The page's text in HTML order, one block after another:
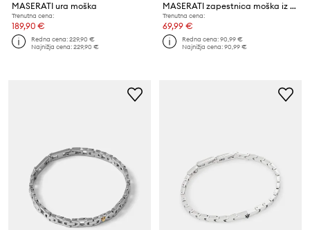
MASERATI ura moška
Trenutna cena:
189,90 €
Redna cena:229,90 €
Najnižja cena:229,90 €
MASERATI zapestnica moška iz nerjavečega jekla CERAMIC
Trenutna cena:
69,99 €
Redna cena:90,99 €
Najnižja cena:90,99 €